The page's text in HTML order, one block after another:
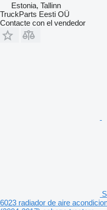
Estonia, Tallinn
TruckParts Eesti OÜ
Contacte con el vendedor
6023 radiador de aire